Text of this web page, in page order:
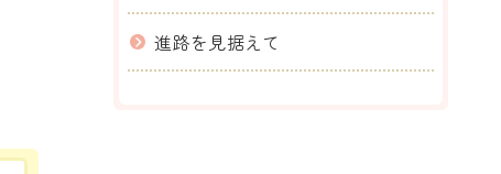
進路を見据えて